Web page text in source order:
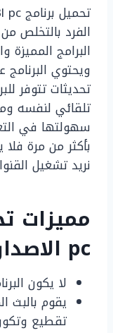
الفرد بالتخلص
البرامج المميزة
ويحتوي
تحديثات تتوفر
تلقائي لنفسه
سهولتها في
بأكثر من مرة
نريد تشغيل
pc الاصدار الجديد 2019
لا يكون
يقوم بالبث
تقطيع